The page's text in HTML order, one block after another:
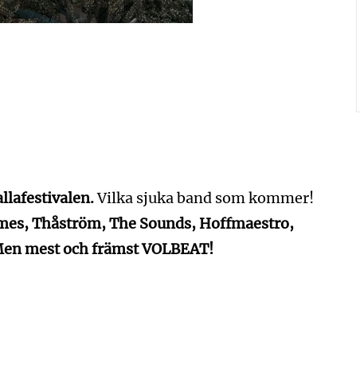
Vilka sjuka band som kommer!
Thåström, The Sounds, Hoffmaestro,
mest och främst VOLBEAT!